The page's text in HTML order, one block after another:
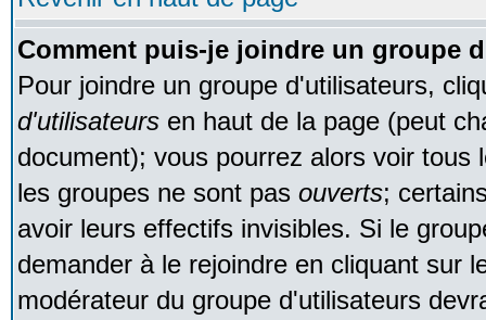
Comment puis-je joindre un groupe
Pour joindre un groupe d'utilisateurs,
d'utilisateurs en haut de la page (peut
document); vous pourrez alors voir tous
les groupes ne sont pas ouverts;
avoir leurs effectifs invisibles. Si le
demander à le rejoindre en cliquant sur
modérateur du groupe d'utilisateurs